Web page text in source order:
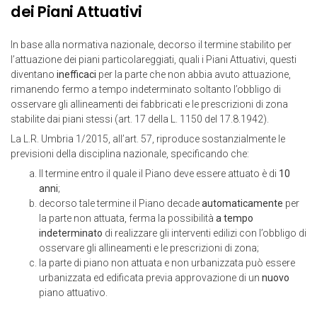
dei Piani Attuativi
In base alla normativa nazionale, decorso il termine stabilito per
l’attuazione dei piani particolareggiati, quali i Piani Attuativi, questi
diventano inefficaci per la parte che non abbia avuto attuazione,
rimanendo fermo a tempo indeterminato soltanto l’obbligo di
osservare gli allineamenti dei fabbricati e le prescrizioni di zona
stabilite dai piani stessi (art. 17 della L. 1150 del 17.8.1942).
La L.R. Umbria 1/2015, all’art. 57, riproduce sostanzialmente le
previsioni della disciplina nazionale, specificando che:
Il termine entro il quale il Piano deve essere attuato è di 10
anni;
decorso tale termine il Piano decadeautomaticamente per
la parte non attuata, ferma la possibilità a tempo
indeterminato di realizzare gli interventi edilizi con l’obbligo di
osservare gli allineamenti e le prescrizioni di zona;
la parte di piano non attuata e non urbanizzata può essere
urbanizzata ed edificata previa approvazione di un nuovo
piano attuativo.